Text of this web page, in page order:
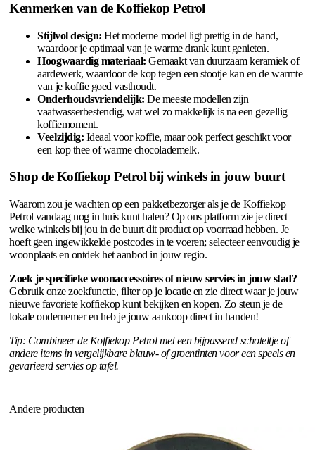
Kenmerken van de Koffiekop Petrol
Stijlvol design: Het moderne model ligt prettig in de hand,
waardoor je optimaal van je warme drank kunt genieten.
Hoogwaardig materiaal: Gemaakt van duurzaam keramiek of
aardewerk, waardoor de kop tegen een stootje kan en de warmte
van je koffie goed vasthoudt.
Onderhoudsvriendelijk: De meeste modellen zijn
vaatwasserbestendig, wat wel zo makkelijk is na een gezellig
koffiemoment.
Veelzijdig: Ideaal voor koffie, maar ook perfect geschikt voor
een kop thee of warme chocolademelk.
Shop de Koffiekop Petrol bij winkels in jouw buurt
Waarom zou je wachten op een pakketbezorger als je de Koffiekop
Petrol vandaag nog in huis kunt halen? Op ons platform zie je direct
welke winkels bij jou in de buurt dit product op voorraad hebben. Je
hoeft geen ingewikkelde postcodes in te voeren; selecteer eenvoudig je
woonplaats en ontdek het aanbod in jouw regio.
Zoek je specifieke woonaccessoires of nieuw servies in jouw stad?
Gebruik onze zoekfunctie, filter op je locatie en zie direct waar je jouw
nieuwe favoriete koffiekop kunt bekijken en kopen. Zo steun je de
lokale ondernemer en heb je jouw aankoop direct in handen!
Tip: Combineer de Koffiekop Petrol met een bijpassend schoteltje of
andere items in vergelijkbare blauw- of groentinten voor een speels en
gevarieerd servies op tafel.
Andere producten